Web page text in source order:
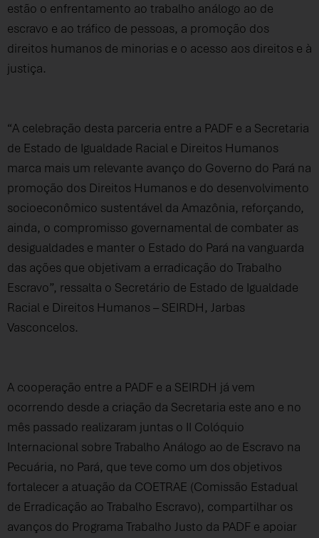
estão o enfrentamento ao trabalho análogo ao de
escravo e ao tráfico de pessoas, a promoção dos
direitos humanos de minorias e o acesso aos direitos e à
justiça.
“A celebração desta parceria entre a PADF e a Secretaria
de Estado de Igualdade Racial e Direitos Humanos
marca mais um relevante avanço do Governo do Pará na
promoção dos Direitos Humanos e do desenvolvimento
socioeconômico sustentável da Amazônia, reforçando,
ainda, o compromisso governamental de combater as
desigualdades e manter o Estado do Pará na vanguarda
das ações que objetivam a erradicação do Trabalho
Escravo”, ressalta o Secretário de Estado de Igualdade
Racial e Direitos Humanos – SEIRDH, Jarbas
Vasconcelos.
A cooperação entre a PADF e a SEIRDH já vem
ocorrendo desde a criação da Secretaria este ano e no
mês passado realizaram juntas o II Colóquio
Internacional sobre Trabalho Análogo ao de Escravo na
Pecuária, no Pará, que teve como um dos objetivos
fortalecer a atuação da COETRAE (Comissão Estadual
de Erradicação ao Trabalho Escravo), compartilhar os
avanços do Programa Trabalho Justo da PADF e apoiar